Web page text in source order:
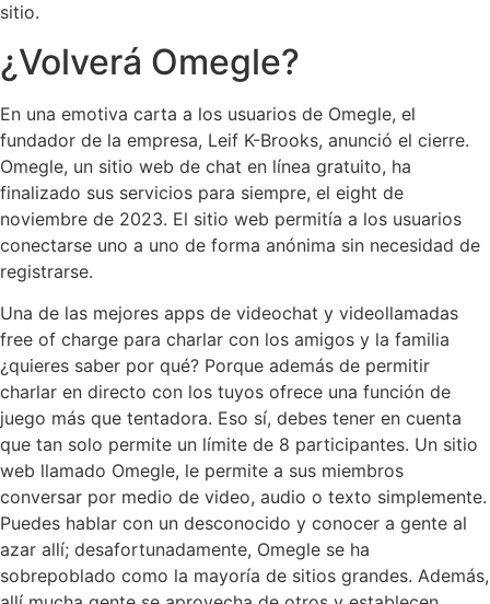
sitio.
¿Volverá Omegle?
En una emotiva carta a los usuarios de Omegle, el
fundador de la empresa, Leif K-Brooks, anunció el cierre.
Omegle, un sitio web de chat en línea gratuito, ha
finalizado sus servicios para siempre, el eight de
noviembre de 2023. El sitio web permitía a los usuarios
conectarse uno a uno de forma anónima sin necesidad de
registrarse.
Una de las mejores apps de videochat y videollamadas
free of charge para charlar con los amigos y la familia
¿quieres saber por qué? Porque además de permitir
charlar en directo con los tuyos ofrece una función de
juego más que tentadora. Eso sí, debes tener en cuenta
que tan solo permite un límite de 8 participantes. Un sitio
web llamado Omegle, le permite a sus miembros
conversar por medio de video, audio o texto simplemente.
Puedes hablar con un desconocido y conocer a gente al
azar allí; desafortunadamente, Omegle se ha
sobrepoblado como la mayoría de sitios grandes. Además,